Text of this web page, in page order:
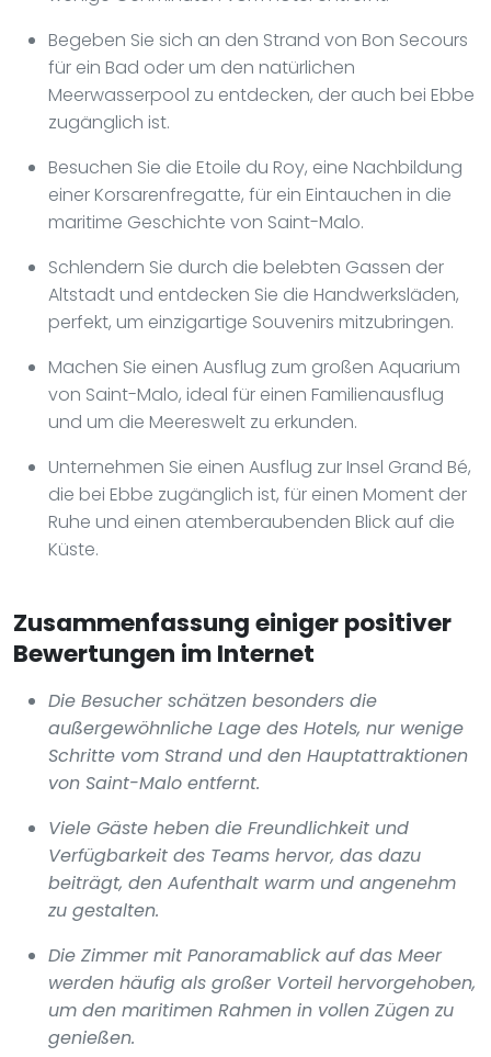
Begeben Sie sich an den Strand von Bon Secours
für ein Bad oder um den natürlichen
Meerwasserpool zu entdecken, der auch bei Ebbe
zugänglich ist.
Besuchen Sie die Etoile du Roy, eine Nachbildung
einer Korsarenfregatte, für ein Eintauchen in die
maritime Geschichte von Saint-Malo.
Schlendern Sie durch die belebten Gassen der
Altstadt und entdecken Sie die Handwerksläden,
perfekt, um einzigartige Souvenirs mitzubringen.
Machen Sie einen Ausflug zum großen Aquarium
von Saint-Malo, ideal für einen Familienausflug
und um die Meereswelt zu erkunden.
Unternehmen Sie einen Ausflug zur Insel Grand Bé,
die bei Ebbe zugänglich ist, für einen Moment der
Ruhe und einen atemberaubenden Blick auf die
Küste.
Zusammenfassung einiger positiver
Bewertungen im Internet
Die Besucher schätzen besonders die
außergewöhnliche Lage des Hotels, nur wenige
Schritte vom Strand und den Hauptattraktionen
von Saint-Malo entfernt.
Viele Gäste heben die Freundlichkeit und
Verfügbarkeit des Teams hervor, das dazu
beiträgt, den Aufenthalt warm und angenehm
zu gestalten.
Die Zimmer mit Panoramablick auf das Meer
werden häufig als großer Vorteil hervorgehoben,
um den maritimen Rahmen in vollen Zügen zu
genießen.